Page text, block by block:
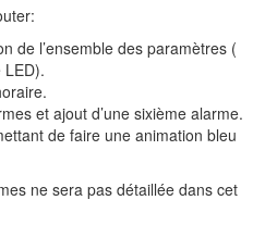
de l’ensemble des paramètres (
et ajout d’une sixième alarme.
de faire une animation bleu
ne sera pas détaillée dans cet